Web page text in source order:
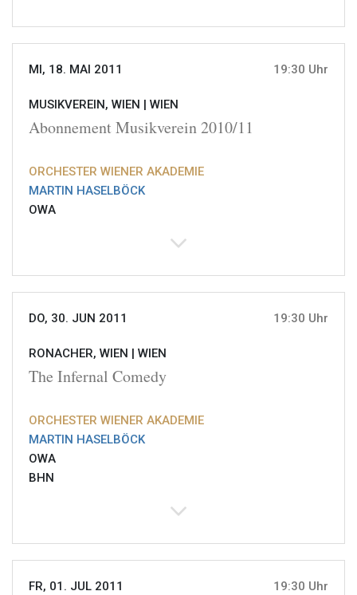
MI, 18. MAI 2011 19:30 Uhr
MUSIKVEREIN, WIEN | WIEN
Abonnement Musikverein 2010/11
ORCHESTER WIENER AKADEMIE
MARTIN HASELBÖCK
OWA
DO, 30. JUN 2011 19:30 Uhr
RONACHER, WIEN | WIEN
The Infernal Comedy
ORCHESTER WIENER AKADEMIE
MARTIN HASELBÖCK
OWA
BHN
FR, 01. JUL 2011 19:30 Uhr